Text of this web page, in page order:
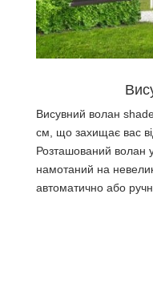
Висувний волан
см, що захищає вас
Розташований волан
намотаний на
автоматично або